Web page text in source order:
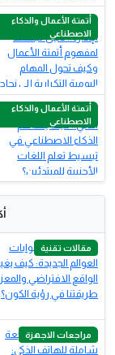
أتمتة الأعمال والذكاء
الاصطناعي
أتمتة الأعمال والذكاء
الاصطناعي
مقالات تقنية
مراجعات الاجهزة